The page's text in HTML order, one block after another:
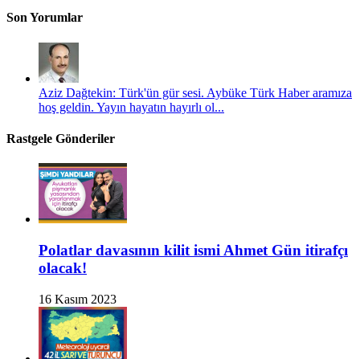
Son Yorumlar
Aziz Dağtekin: Türk'ün gür sesi. Aybüke Türk Haber aramıza
hoş geldin. Yayın hayatın hayırlı ol...
Rastgele Gönderiler
Polatlar davasının kilit ismi Ahmet Gün itirafçı
olacak!
16 Kasım 2023